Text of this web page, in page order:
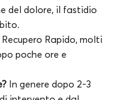
del dolore, il fastidio
Rapido, molti
poche ore e
In genere dopo 2-3